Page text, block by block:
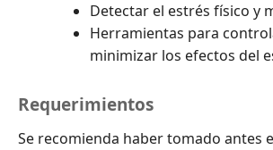
Detectar el estrés físico y
Herramientas para
minimizar los efectos del
Requerimientos
Se recomienda haber tomado antes